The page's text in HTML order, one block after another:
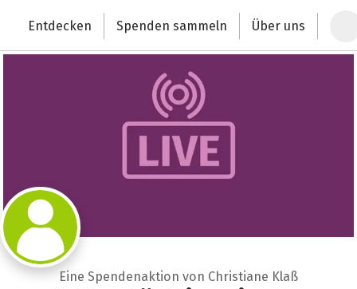
Deutschlands größte Spendenplattform
Entdecken Spenden sammeln Über uns
Eine Spendenaktion von Christiane Klaß